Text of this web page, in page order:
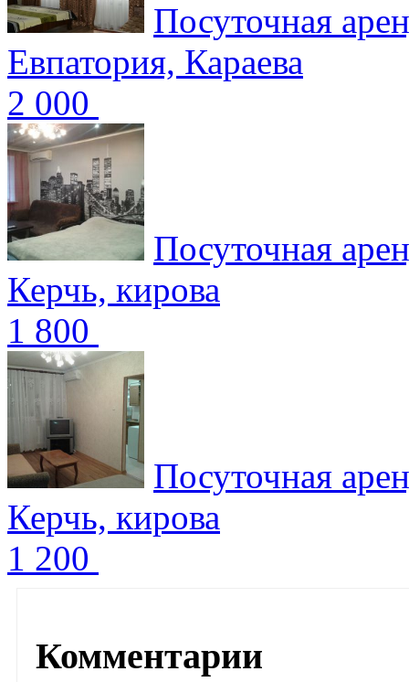
Посуточная
Евпатория, Караева
2 000
Посуточная
Керчь, кирова
1 800
Посуточная
Керчь, кирова
1 200
Комментарии